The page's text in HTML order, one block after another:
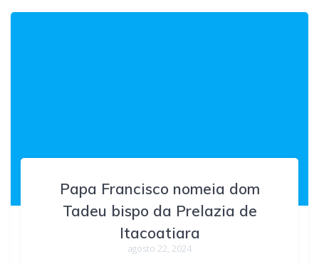
Papa Francisco nomeia dom
Tadeu bispo da Prelazia de
Itacoatiara
agosto 22, 2024